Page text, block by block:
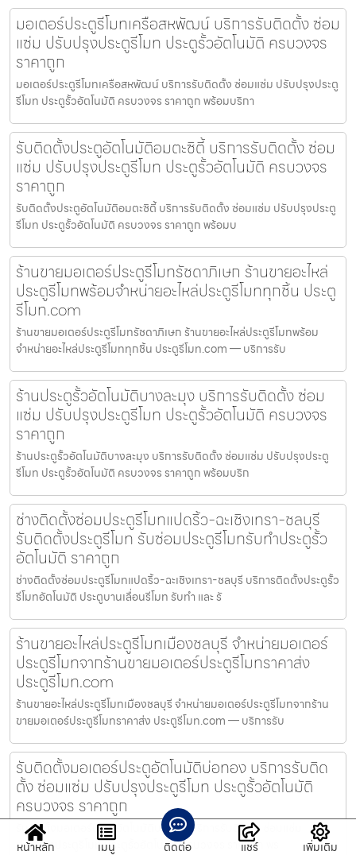
มอเตอร์ประตูรีโมทเครือสหพัฒน์ บริการรับติดตั้ง ซ่อม
แซ่ม ปรับปรุงประตูรีโมท ประตูรั้วอัตโนมัติ ครบวงจร
ราคาถูก
มอเตอร์ประตูรีโมทเครือสหพัฒน์ บริการรับติดตั้ง ซ่อมแซ่ม ปรับปรุงประตู
รีโมท ประตูรั้วอัตโนมัติ ครบวงจร ราคาถูก พร้อมบริกา
รับติดตั้งประตูอัตโนมัติอมตะซิตี้ บริการรับติดตั้ง ซ่อม
แซ่ม ปรับปรุงประตูรีโมท ประตูรั้วอัตโนมัติ ครบวงจร
ราคาถูก
รับติดตั้งประตูอัตโนมัติอมตะซิตี้ บริการรับติดตั้ง ซ่อมแซ่ม ปรับปรุงประตู
รีโมท ประตูรั้วอัตโนมัติ ครบวงจร ราคาถูก พร้อมบ
ร้านขายมอเตอร์ประตูรีโมทรัชดาภิเษก ร้านขายอะไหล่
ประตูรีโมทพร้อมจำหน่ายอะไหล่ประตูรีโมททุกชิ้น ประตู
รีโมท.com
ร้านขายมอเตอร์ประตูรีโมทรัชดาภิเษก ร้านขายอะไหล่ประตูรีโมทพร้อม
จำหน่ายอะไหล่ประตูรีโมททุกชิ้น ประตูรีโมท.com — บริการรับ
ร้านประตูรั้วอัตโนมัติบางละมุง บริการรับติดตั้ง ซ่อม
แซ่ม ปรับปรุงประตูรีโมท ประตูรั้วอัตโนมัติ ครบวงจร
ราคาถูก
ร้านประตูรั้วอัตโนมัติบางละมุง บริการรับติดตั้ง ซ่อมแซ่ม ปรับปรุงประตู
รีโมท ประตูรั้วอัตโนมัติ ครบวงจร ราคาถูก พร้อมบริก
ช่างติดตั้งซ่อมประตูรีโมทแปดริ้ว-ฉะเชิงเทรา-ชลบุรี
รับติดตั้งประตูรีโมท รับซ่อมประตูรีโมทรับทำประตูรั้ว
อัตโนมัติ ราคาถูก
ช่างติดตั้งซ่อมประตูรีโมทแปดริ้ว-ฉะเชิงเทรา-ชลบุรี บริการติดตั้งประตูรั้ว
รีโมทอัตโนมัติ ประตูบานเลื่อนรีโมท รับทำ และ รั
ร้านขายอะไหล่ประตูรีโมทเมืองชลบุรี จำหน่ายมอเตอร์
ประตูรีโมทจากร้านขายมอเตอร์ประตูรีโมทราคาส่ง
ประตูรีโมท.com
ร้านขายอะไหล่ประตูรีโมทเมืองชลบุรี จำหน่ายมอเตอร์ประตูรีโมทจากร้าน
ขายมอเตอร์ประตูรีโมทราคาส่ง ประตูรีโมท.com — บริการรับ
รับติดตั้งมอเตอร์ประตูอัตโนมัติบ่อทอง บริการรับติด
ตั้ง ซ่อมแซ่ม ปรับปรุงประตูรีโมท ประตูรั้วอัตโนมัติ
ครบวงจร ราคาถูก
รับติดตั้งมอเตอร์ประตูอัตโนมัติบ่อทอง บริการรับติดตั้ง ซ่อมแซ่ม
ปรับปรุงประตูรีโมท ประตูรั้วอัตโนมัติ ครบวงจร ราคาถูก พร
หน้าหลัก เมนู ติดต่อ แชร์ เพิ่มเติม